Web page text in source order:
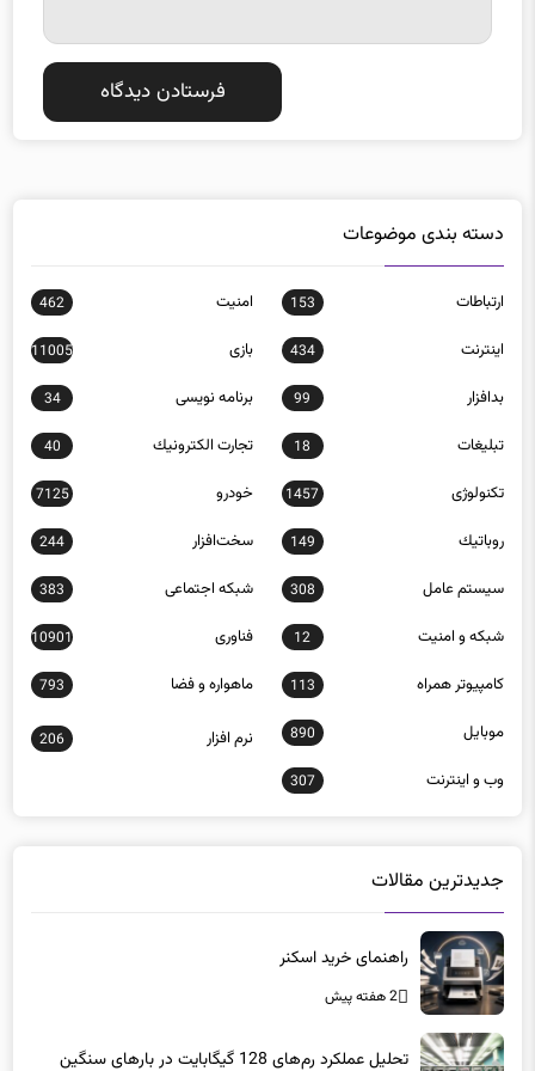
دسته بندی موضوعات
ارتباطات 153 امنيت 462
اينترنت 434 بازی 11005
بدافزار 99 برنامه نويسی 34
تبلیغات 18 تجارت الكترونيك 40
تکنولوژی 1457 خودرو 7125
روباتيك 149 سخت‌افزار 244
سيستم عامل 308 شبكه اجتماعی 383
شبكه و امنيت 12 فناوری 10901
كامپيوتر همراه 113 ماهواره و فضا 793
موبايل 890 نرم افزار 206
وب و اينترنت 307
جدیدترین مقالات
راهنمای خرید اسکنر
2 هفته پیش
تحلیل عملکرد رم‌های 128 گیگابایت در بارهای سنگین